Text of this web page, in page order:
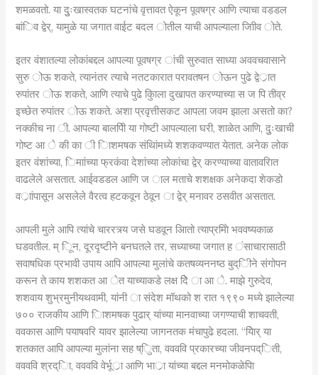
शमळवतो. या दुुःखास्वतक घटनांचे वृत्तावत ऐकून पूवषग्र आणि त्याचा वडडल
बांिव द्वेर्, यामुळे या जगात वाईट बदल ोतील याची आपल्याला जािीव ोते.
इतर वंशातल्या लोकांबद्दल आपल्या पूवषग्र ांची सुरुवात साध्या अववचवासाने
सुरु ोऊ शकते, त्यानंतर त्याचे नतटकारात परावतषन ोऊन पुढे द्वेर्ात
रुपांतर ोऊ शकते, आणि त्याचे पुढे कुिाला दुखापत करण्याच्या स ज पि तीव्र
इच्छेत रुपांतर ोऊ शकते. अशा प्रवृत्तीसकट आपला जवम झाला असतो का?
नक्कीच ना ी. आपल्या बालपिी या गोष्टी आपल्याला घरी, शाळेत आणि, दुुःखाची
गोष्ट आ े की का ी िाशमषक संथिांमध्ये शशकवण्यात येतात. अनेक लोक
इतर वंशांच्या, िमाांच्या फ्रकंवा देशांच्या लोकांचा द्वेर् करण्याच्या वातावरिात
वाढलेले असतात. आईवडडल आणि ज ाल मताचे शशक्षक अनेकदा शेकडो
वर्ाांपासून असलेले वैरत्व हटकवून ठेवून ा द्वेर् मनावर ठसवीत असतात.
आपली मुले आपि त्यांचे चाररत्र्य जसे घडवून आितो त्याप्रमािे भववष्यकाळ
घडवतील. म् िून, दूरदृष्टीने बनघतले तर, सध्याच्या जगात ह ंसाचारासाठी
सवाषधिक प्रभावी उपाय आपि आपल्या मुलांचे कतषव्यननष्ठ बुद्िीने संगोपन
करून ते काय शशकत आ ेत याच्याकडे लक्ष देिे ा आ े. माझे गुरुदेव,
शशवाय शुभ्रमुनीयथवामी, यांनी ा संदेश मॉथको श रात १९९० मध्ये झालेल्या
७०० राजकीय आणि िाशमषक पुढार् यांच्या मानवाच्या जगण्याची शाचवती,
ववकास आणि पयाषवरि यावर झालेल्या जागनतक मंचापुढे हदला. “येिार् या
शतकात आपि आपल्या मुलांना सह ष्िुता, ववववि प्रकारच्या जीवनपद्िती,
ववववि श्रद्िा, ववववि वेर्भूर्ा आणि भार्ा यांच्या बद्दल मनमोकळेपिा